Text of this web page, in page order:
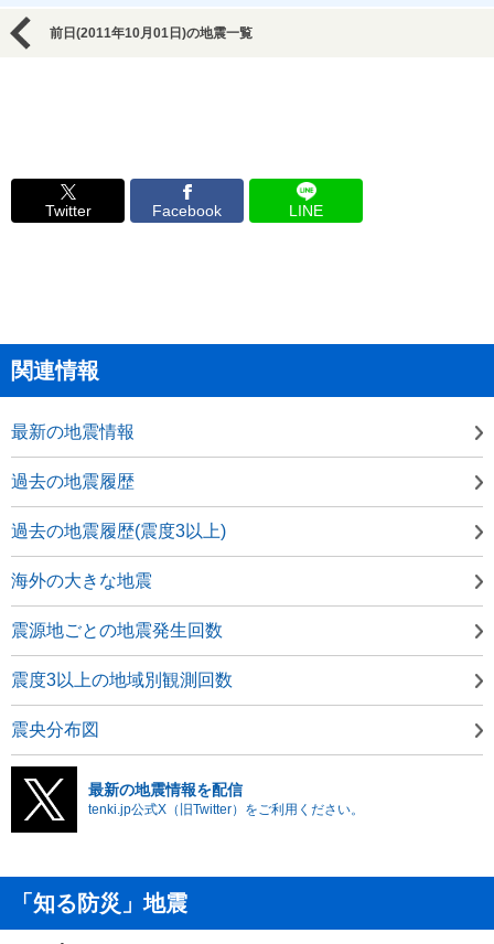
前日(2011年10月01日)の地震一覧
Twitter Facebook LINE
関連情報
最新の地震情報
過去の地震履歴
過去の地震履歴(震度3以上)
海外の大きな地震
震源地ごとの地震発生回数
震度3以上の地域別観測回数
震央分布図
最新の地震情報を配信
tenki.jp公式X（旧Twitter）をご利用ください。
「知る防災」地震